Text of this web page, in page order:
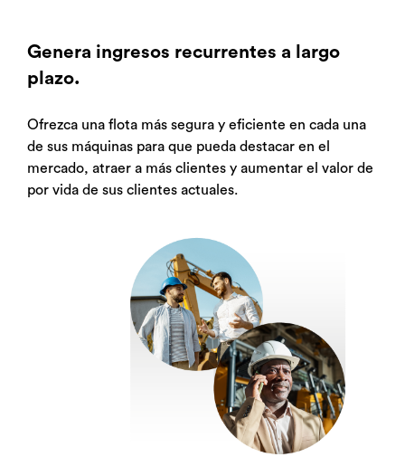
Genera ingresos recurrentes a largo
plazo.
Ofrezca una flota más segura y eficiente en cada una
de sus máquinas para que pueda destacar en el
mercado, atraer a más clientes y aumentar el valor de
por vida de sus clientes actuales.